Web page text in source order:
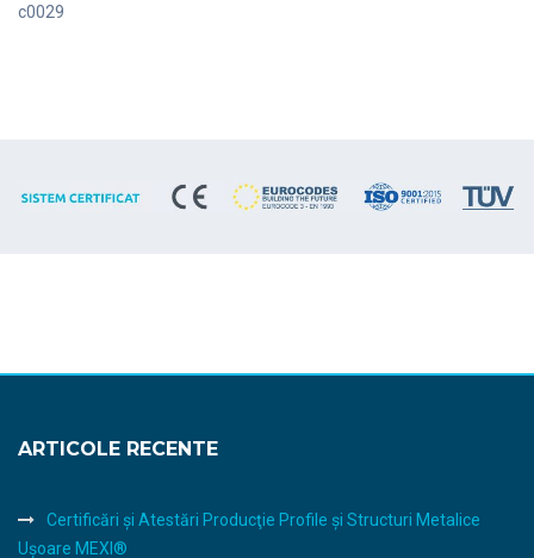
c0029
ARTICOLE RECENTE
Certificări şi Atestări Producţie Profile şi Structuri Metalice
Uşoare MEXI®